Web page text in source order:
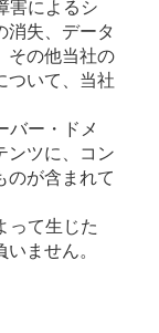
害によるシ
消失、データ
その他当社の
ついて、当社
バー・ドメ
ンツに、コン
のが含まれて
って生じた
ません。